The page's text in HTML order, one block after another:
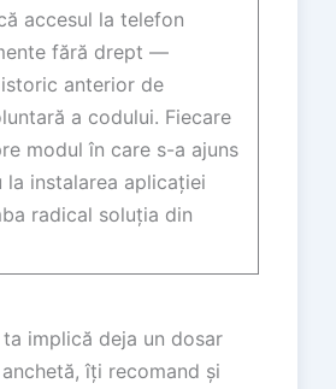
accesul la telefon
fără drept —
anterior de
a codului. Fiecare
modul în care s-a ajuns
la instalarea aplicației
radical soluția din
implică deja un dosar
îți recomand și